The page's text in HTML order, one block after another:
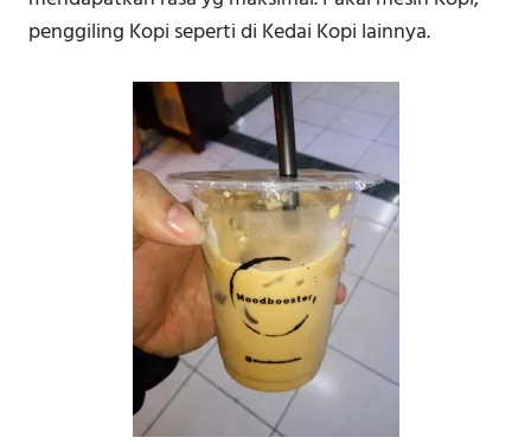
penggiling Kopi seperti di Kedai Kopi lainnya.